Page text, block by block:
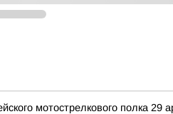
мотострелкового полка